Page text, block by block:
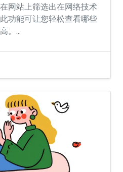
网站上筛选出在网络技术
功能可让您轻松查看哪些
。...